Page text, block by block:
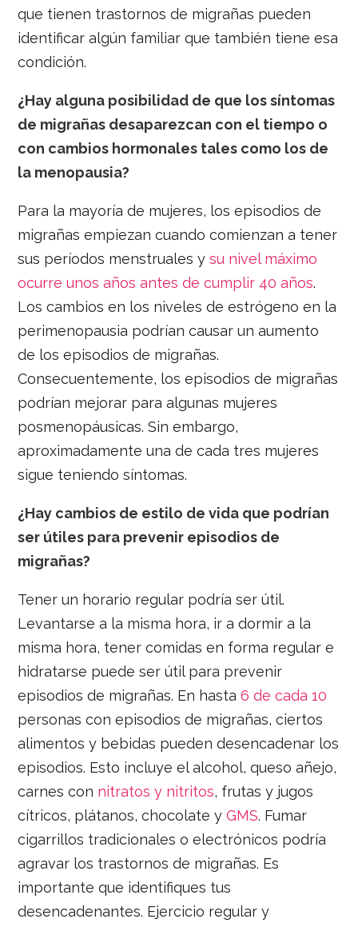
que tienen trastornos de migrañas pueden
identificar algún familiar que también tiene esa
condición.
¿Hay alguna posibilidad de que los síntomas
de migrañas desaparezcan con el tiempo o
con cambios hormonales tales como los de
la menopausia?
Para la mayoría de mujeres, los episodios de
migrañas empiezan cuando comienzan a tener
sus períodos menstruales y su nivel máximo
ocurre unos años antes de cumplir 40 años.
Los cambios en los niveles de estrógeno en la
perimenopausia podrían causar un aumento
de los episodios de migrañas.
Consecuentemente, los episodios de migrañas
podrían mejorar para algunas mujeres
posmenopáusicas. Sin embargo,
aproximadamente una de cada tres mujeres
sigue teniendo síntomas.
¿Hay cambios de estilo de vida que podrían
ser útiles para prevenir episodios de
migrañas?
Tener un horario regular podría ser útil.
Levantarse a la misma hora, ir a dormir a la
misma hora, tener comidas en forma regular e
hidratarse puede ser útil para prevenir
episodios de migrañas. En hasta 6 de cada 10
personas con episodios de migrañas, ciertos
alimentos y bebidas pueden desencadenar los
episodios. Esto incluye el alcohol, queso añejo,
carnes con nitratos y nitritos, frutas y jugos
cítricos, plátanos, chocolate y GMS. Fumar
cigarrillos tradicionales o electrónicos podría
agravar los trastornos de migrañas. Es
importante que identifiques tus
desencadenantes. Ejercicio regular y